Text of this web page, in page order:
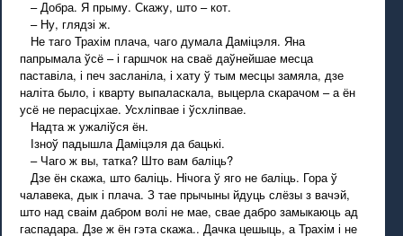
– Добра. Я прыму. Скажу, што – кот.
– Ну, глядзі ж.
Не таго Трахім плача, чаго думала Даміцэля. Яна
папрымала ўсё – і гаршчок на сваё даўнейшае месца
паставіла, і печ засланіла, і хату ў тым месцы замяла, дзе
наліта было, і кварту выпаласкала, выцерла скарачом – а ён
усё не перасціхае. Усхліпвае і ўсхліпвае.
Надта ж ужаліўся ён.
Ізноў падышла Даміцэля да бацькі.
– Чаго ж вы, татка? Што вам баліць?
Дзе ён скажа, што баліць. Нічога ў яго не баліць. Гора ў
чалавека, дык і плача. З тае прычыны йдуць слёзы з вачэй,
што над сваім дабром волі не мае, свае дабро замыкаюць ад
гаспадара. Дзе ж ён гэта скажа.. Дачка цешыць, а Трахім і не